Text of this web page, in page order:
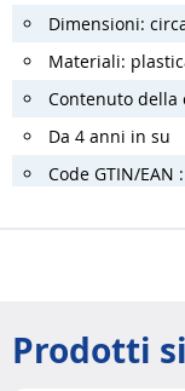
Dimensioni:
Materiali:
Contenuto della
Da 4 anni in su
Code GTIN/EAN
Prodotti